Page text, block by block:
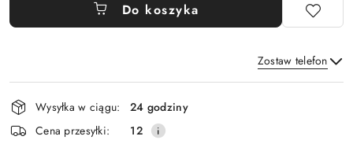
Do koszyka
Zostaw telefon
Wyślij
Dostępność
i
dostawa
Wysyłka w ciągu:
24 godziny
Cena przesyłki:
12